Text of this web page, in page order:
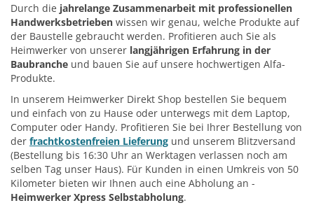
Durch die jahrelange Zusammenarbeit mit professionellen
Handwerksbetrieben wissen wir genau, welche Produkte auf
der Baustelle gebraucht werden. Profitieren auch Sie als
Heimwerker von unserer langjährigen Erfahrung in der
Baubranche und bauen Sie auf unsere hochwertigen Alfa-
Produkte.
In unserem Heimwerker Direkt Shop bestellen Sie bequem
und einfach von zu Hause oder unterwegs mit dem Laptop,
Computer oder Handy. Profitieren Sie bei Ihrer Bestellung von
der frachtkostenfreien Lieferung und unserem Blitzversand
(Bestellung bis 16:30 Uhr an Werktagen verlassen noch am
selben Tag unser Haus). Für Kunden in einen Umkreis von 50
Kilometer bieten wir Ihnen auch eine Abholung an -
Heimwerker Xpress Selbstabholung.